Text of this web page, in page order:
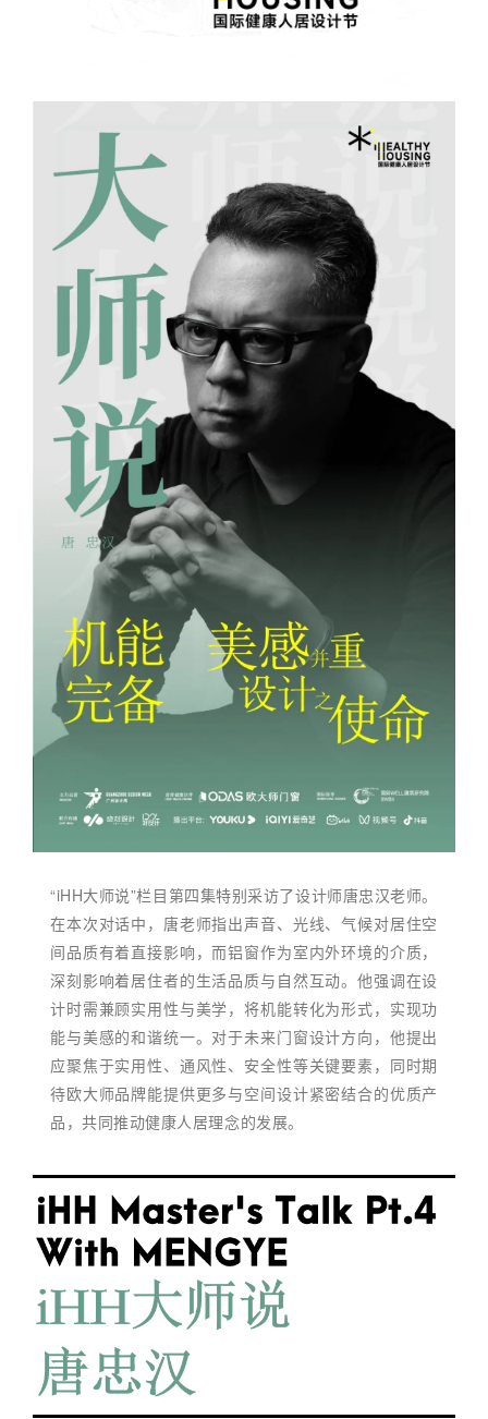
“iHH大师说”栏目第四集特别采访了设计师唐忠汉老师。
在本次对话中，唐老师指出声音、光线、气候对居住空
间品质有着直接影响，而铝窗作为室内外环境的介质，
深刻影响着居住者的生活品质与自然互动。他强调在设
计时需兼顾实用性与美学，将机能转化为形式，实现功
能与美感的和谐统一。对于未来门窗设计方向，他提出
应聚焦于实用性、通风性、安全性等关键要素，同时期
待欧大师品牌能提供更多与空间设计紧密结合的优质产
品，共同推动健康人居理念的发展。